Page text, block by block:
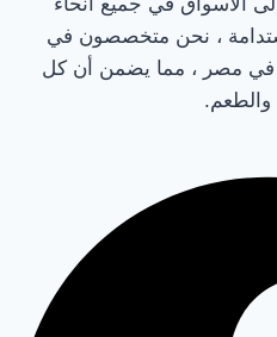
، نحن متخصصون في
في مصر ، مما يضمن أن كل
والطعم.